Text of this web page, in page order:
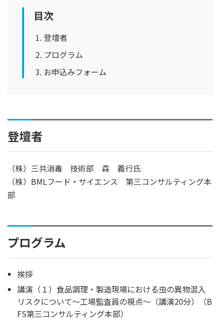
目次
登壇者
プログラム
お申込みフォーム
登壇者
（株）三共消毒 技術部 森 義行氏
（株）BMLフード・サイエンス 第三コンサルティング本
部
プログラム
挨拶
講演（１）食品調理・製造現場における虫の異物混入
リスクについて～工場監査員の視点～（講演20分）（B
FS第三コンサルティング本部）